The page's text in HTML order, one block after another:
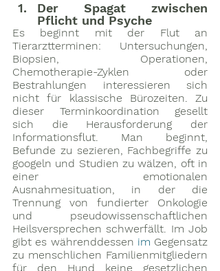
Der Spagat zwischen
Pflicht und Psyche
Es beginnt mit der Flut an
Tierarztterminen: Untersuchungen,
Biopsien, Operationen,
Chemotherapie-Zyklen oder
Bestrahlungen interessieren sich
nicht für klassische Bürozeiten. Zu
dieser Terminkoordination gesellt
sich die Herausforderung der
Informationsflut. Man beginnt,
Befunde zu sezieren, Fachbegriffe zu
googeln und Studien zu wälzen, oft in
einer emotionalen
Ausnahmesituation, in der die
Trennung von fundierter Onkologie
und pseudowissenschaftlichen
Heilsversprechen schwerfällt. Im Job
gibt es währenddessen im Gegensatz
zu menschlichen Familienmitgliedern
für den Hund keine gesetzlichen